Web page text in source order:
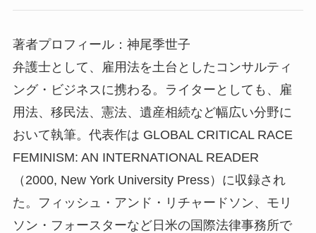
著者プロフィール：神尾季世子
弁護士として、雇用法を土台としたコンサルティ
ング・ビジネスに携わる。ライターとしても、雇
用法、移民法、憲法、遺産相続など幅広い分野に
おいて執筆。代表作は GLOBAL CRITICAL RACE
FEMINISM: AN INTERNATIONAL READER
（2000, New York University Press）に収録され
た。フィッシュ・アンド・リチャードソン、モリ
ソン・フォースターなど日米の国際法律事務所で